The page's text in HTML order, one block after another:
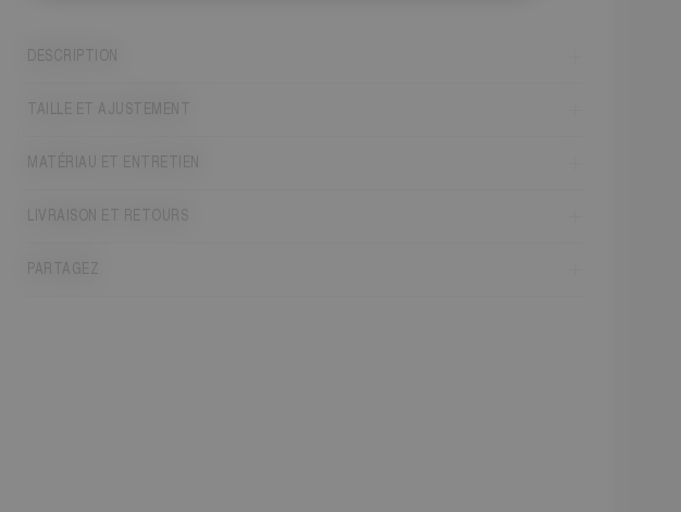
DESCRIPTION
TAILLE ET AJUSTEMENT
MATÉRIAU ET ENTRETIEN
LIVRAISON ET RETOURS
PARTAGEZ